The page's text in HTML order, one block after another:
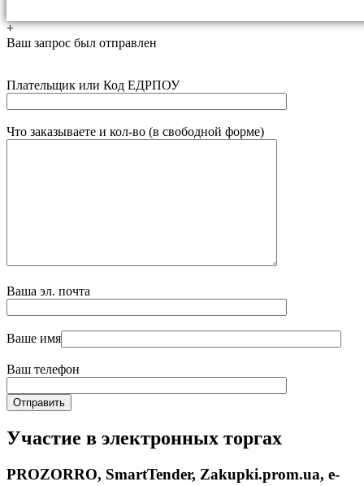
+
Ваш запрос был отправлен
Плательщик или Код ЕДРПОУ
Что заказываете и кол-во (в свободной форме)
Ваша эл. почта
Ваше имя
Ваш телефон
Участие в электронных торгах
PROZORRO, SmartTender, Zakupki.prom.ua, e-